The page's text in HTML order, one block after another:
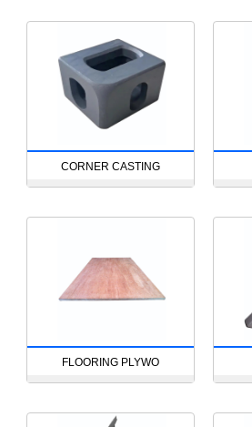
CORNER CASTING
FLOORING PLYWO